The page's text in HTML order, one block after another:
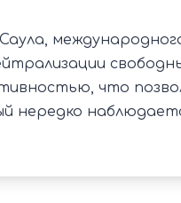
что
нередко